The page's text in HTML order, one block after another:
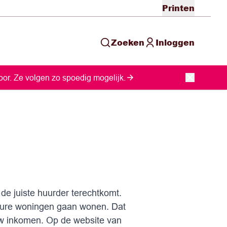
Printen
Zoeken Inloggen
Ze volgen zo spoedig mogelijk.
juiste huurder terechtkomt.
woningen gaan wonen. Dat
inkomen. Op de website van